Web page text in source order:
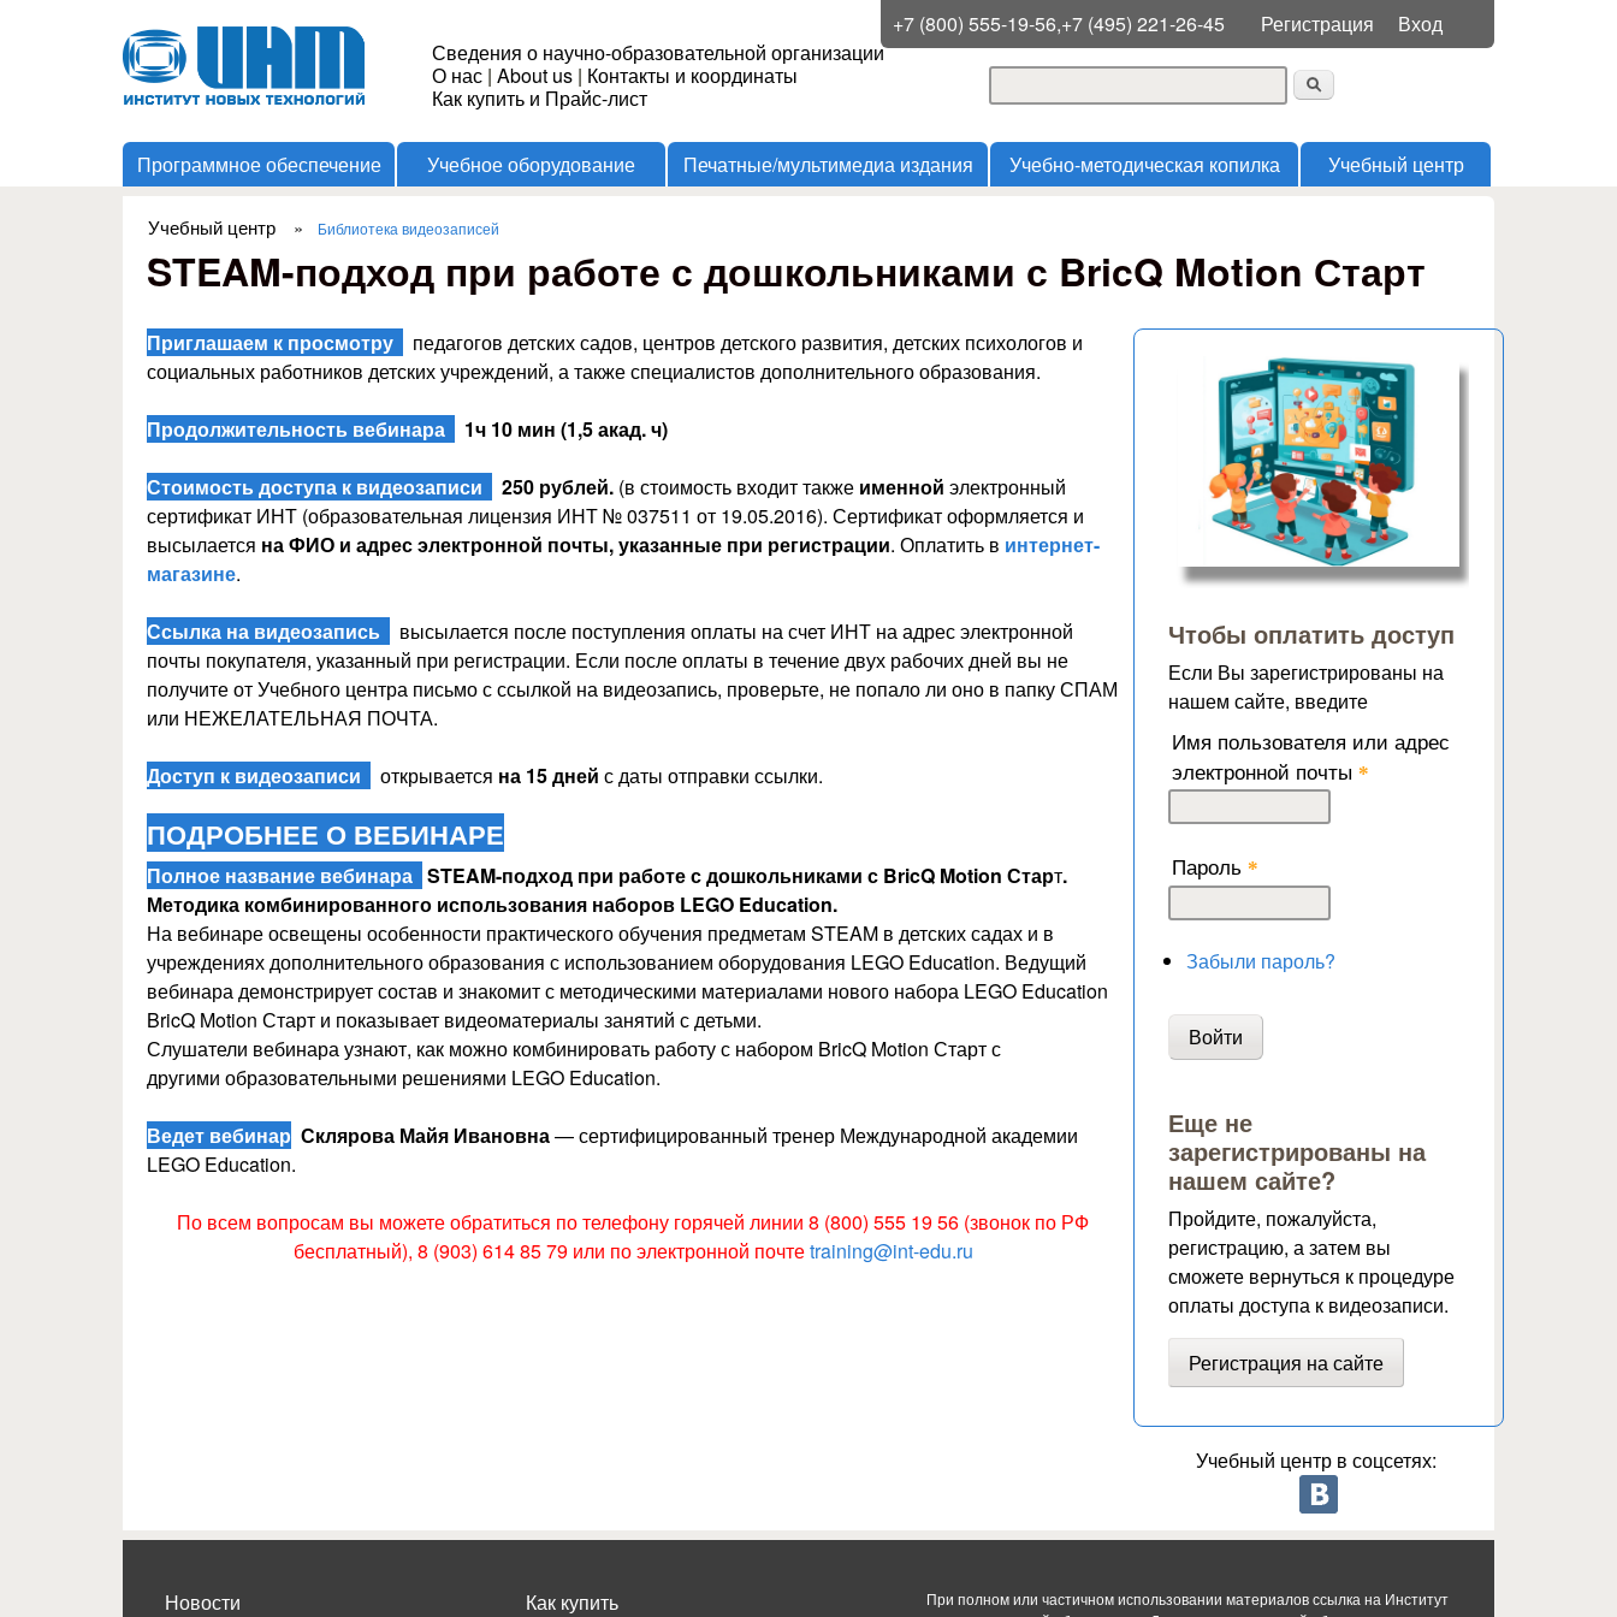
Перейти к основному
содержанию
Меню пользователя
Регистрация Вход
+7 (800) 555-19-56,+7 (495) 221-26-45
Институт
Новых
Технологий
Сведения о научно-образовательной организации
О нас | About us | Контакты и координаты
Как купить и Прайс-лист
Форма поиска
Программное обеспечение Учебное оборудование Печатные/мультимедиа издания Учебно-методическая копилка Учебный центр
Вы здесь
Учебный центр » Библиотека видеозаписей
STEAM-подход при работе с дошкольниками с BricQ Motion Старт
Приглашаем к просмотру
педагогов детских садов, центров детского развития, детских психологов и
социальных работников детских учреждений, а также специалистов дополнительного образования.
Продолжительность вебинара 1ч 10 мин (1,5 акад. ч)
Стоимость доступа к видеозаписи 250 рублей. (в стоимость входит также именной электронный
сертификат ИНТ (образовательная лицензия ИНТ № 037511 от 19.05.2016). Сертификат оформляется и
высылается на ФИО и адрес электронной почты, указанные при регистрации. Оплатить в интернет-
магазине.
Ссылка на видеозапись
высылается после поступления оплаты на счет ИНТ на адрес электронной
почты покупателя, указанный при регистрации. Если после оплаты в течение двух рабочих дней вы не
получите от Учебного центра письмо с ссылкой на видеозапись, проверьте, не попало ли оно в папку СПАМ
или НЕЖЕЛАТЕЛЬНАЯ ПОЧТА.
Доступ к видеозаписи открывается на 15 дней с даты отправки ссылки.
ПОДРОБНЕЕ О ВЕБИНАРЕ
Полное название вебинара STEAM-подход при работе с дошкольниками с BricQ Motion Старт.
Методика комбинированного использования наборов LEGO Education.
На вебинаре освещены особенности практического обучения предметам STEAM в детских садах и в
учреждениях дополнительного образования с использованием оборудования LEGO Education. Ведущий
вебинара демонстрирует состав и знакомит с методическими материалами нового набора LEGO Education
BricQ Motion Старт и показывает видеоматериалы занятий с детьми.
Слушатели вебинара узнают, как можно комбинировать работу с набором BricQ Motion Старт с
другими образовательными решениями LEGO Education.
Ведет вебинар Склярова Майя Ивановна— сертифицированный тренер Международной академии
LEGO Education.
По всем вопросам вы можете обратиться по телефону горячей линии 8 (800) 555 19 56 (звонок по РФ
бесплатный), 8 (903) 614 85 79 или по электронной почтеtraining@int-edu.ru
Чтобы оплатить доступ
Если Вы зарегистрированы на
нашем сайте, введите
Имя пользователя или адрес
электронной почты *
Пароль *
Забыли пароль?
Еще не
зарегистрированы на
нашем сайте?
Пройдите, пожалуйста,
регистрацию, а затем вы
сможете вернуться к процедуре
оплаты доступа к видеозаписи.
Регистрация на сайте
Учебный центр в соцсетях:
Новости Как купить
При полном или частичном использовании материалов ссылка на Институт